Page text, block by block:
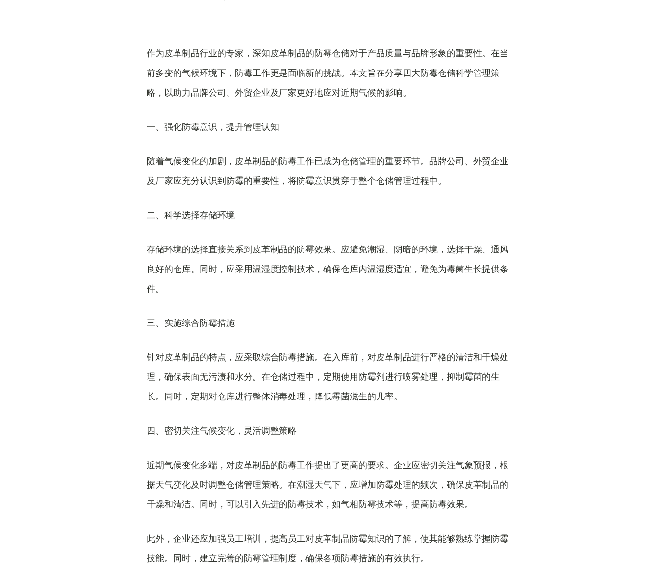
作为皮革制品行业的专家，深知皮革制品的防霉仓储对于产品质量与品牌形象的重要性。在当
前多变的气候环境下，防霉工作更是面临新的挑战。本文旨在分享四大防霉仓储科学管理策
略，以助力品牌公司、外贸企业及厂家更好地应对近期气候的影响。
一、强化防霉意识，提升管理认知
随着气候变化的加剧，皮革制品的防霉工作已成为仓储管理的重要环节。品牌公司、外贸企业
及厂家应充分认识到防霉的重要性，将防霉意识贯穿于整个仓储管理过程中。
二、科学选择存储环境
存储环境的选择直接关系到皮革制品的防霉效果。应避免潮湿、阴暗的环境，选择干燥、通风
良好的仓库。同时，应采用温湿度控制技术，确保仓库内温湿度适宜，避免为霉菌生长提供条
件。
三、实施综合防霉措施
针对皮革制品的特点，应采取综合防霉措施。在入库前，对皮革制品进行严格的清洁和干燥处
理，确保表面无污渍和水分。在仓储过程中，定期使用防霉剂进行喷雾处理，抑制霉菌的生
长。同时，定期对仓库进行整体消毒处理，降低霉菌滋生的几率。
四、密切关注气候变化，灵活调整策略
近期气候变化多端，对皮革制品的防霉工作提出了更高的要求。企业应密切关注气象预报，根
据天气变化及时调整仓储管理策略。在潮湿天气下，应增加防霉处理的频次，确保皮革制品的
干燥和清洁。同时，可以引入先进的防霉技术，如气相防霉技术等，提高防霉效果。
此外，企业还应加强员工培训，提高员工对皮革制品防霉知识的了解，使其能够熟练掌握防霉
技能。同时，建立完善的防霉管理制度，确保各项防霉措施的有效执行。